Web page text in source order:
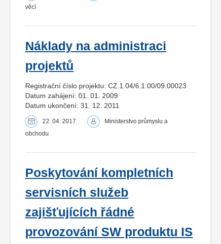
věcí
Náklady na administraci
projektů
Registrační číslo projektu: CZ.1.04/6.1.00/09.00023
Datum zahájení: 01. 01. 2009
Datum ukončení: 31. 12. 2011
22. 04. 2017
Ministerstvo průmyslu a
obchodu
Poskytování kompletních
servisních služeb
zajišťujících řádné
provozování SW produktu IS